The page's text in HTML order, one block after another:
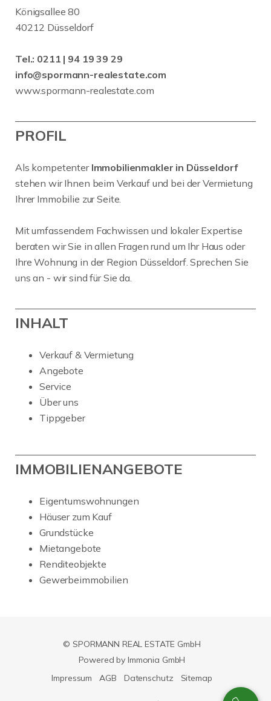
Königsallee 80
40212 Düsseldorf
Tel.: 0211 | 94 19 39 29
info@spormann-realestate.com
www.spormann-realestate.com
PROFIL
Als kompetenter Immobilienmakler in Düsseldorf
stehen wir Ihnen beim Verkauf und bei der Vermietung
Ihrer Immobilie zur Seite.
Mit umfassendem Fachwissen und lokaler Expertise
beraten wir Sie in allen Fragen rund um Ihr Haus oder
Ihre Wohnung in der Region Düsseldorf. Sprechen Sie
uns an - wir sind für Sie da.
INHALT
Verkauf & Vermietung
Angebote
Service
Über uns
Tippgeber
IMMOBILIENANGEBOTE
Eigentumswohnungen
Häuser zum Kauf
Grundstücke
Mietangebote
Renditeobjekte
Gewerbeimmobilien
© SPORMANN REAL ESTATE GmbH
Powered by Immonia GmbH
Impressum
AGB Datenschutz Sitemap